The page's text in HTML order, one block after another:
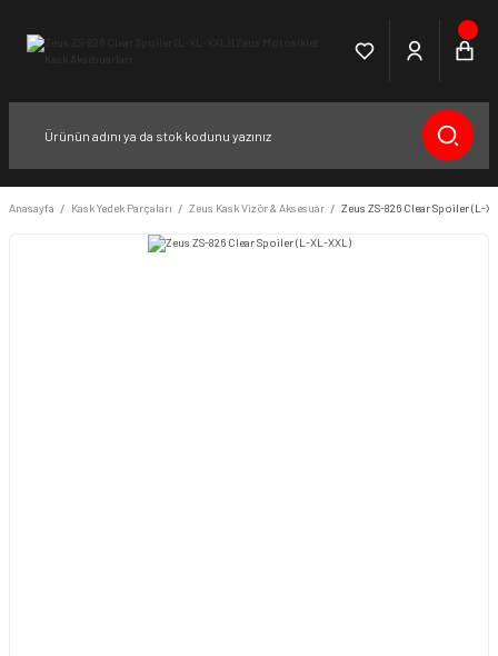
Anasayfa Kask Yedek Parçaları Zeus Kask Vizör & Aksesuar Zeus ZS-826 Clear Spoiler (L-